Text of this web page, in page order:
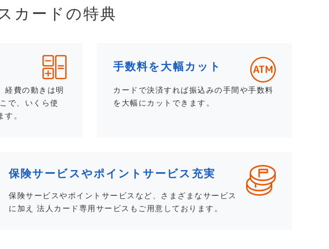
カードの特典
経費の動きは明
で、いくら使
。
手数料を大幅カット
カードで決済すれば振込みの手間や手数料
を大幅にカットできます。
保険サービスやポイントサービス充実
保険サービスやポイントサービスなど、さまざまなサービス
に加え 法人カード専用サービスもご用意しております。